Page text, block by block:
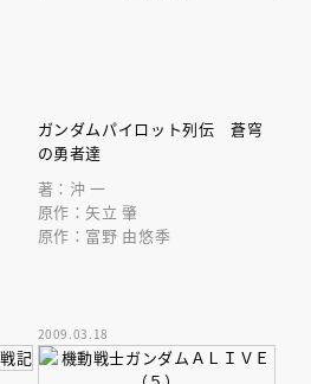
ガンダムパイロット列伝 蒼穹
の勇者達
著：沖 一
原作：矢立 肇
原作：富野 由悠季
2009.03.18